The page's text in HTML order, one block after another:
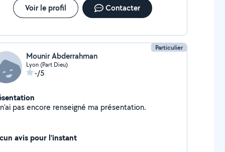
Voir le profil Contacter
Particulier
Mounir Abderrahman
Lyon (Part Dieu)
-/5
Je n'ai pas encore renseigné ma présentation.
avis pour l'instant